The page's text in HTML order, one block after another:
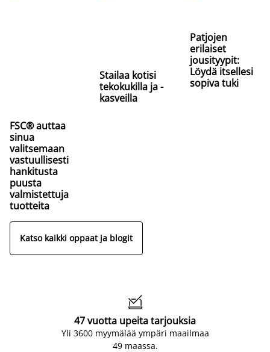
FSC® auttaa
sinua
valitsemaan
vastuullisesti
hankitusta
puusta
valmistettuja
tuotteita
Stailaa kotisi
tekokukilla ja -
kasveilla
Patjojen
erilaiset
jousityypit:
Löydä itsellesi
sopiva tuki
Katso kaikki oppaat ja blogit

47 vuotta upeita tarjouksia
Yli 3600 myymälää ympäri maailmaa
49 maassa.